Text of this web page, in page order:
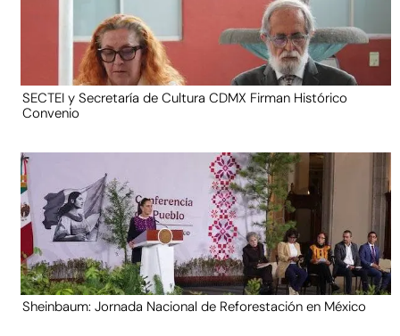
SECTEI y Secretaría de Cultura CDMX Firman Histórico
Convenio
Sheinbaum: Jornada Nacional de Reforestación en México